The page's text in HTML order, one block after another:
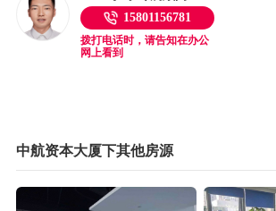
15801156781
拨打电话时，请告知在办公
网上看到
中航资本大厦下其他房源